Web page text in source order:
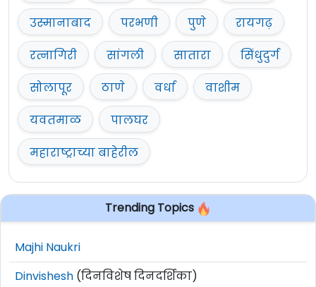
उस्मानाबाद
परभणी पुणे
रायगढ़
रत्नागिरी
सांगली सातारा
सिंधुदुर्ग
सोलापूर
ठाणे वर्धा
वाशीम
यवतमाळ
पालघर
महाराष्ट्राच्या बाहेरील
Trending Topics
Majhi Naukri
Dinvishesh (दिनविशेष दिनदर्शिका)